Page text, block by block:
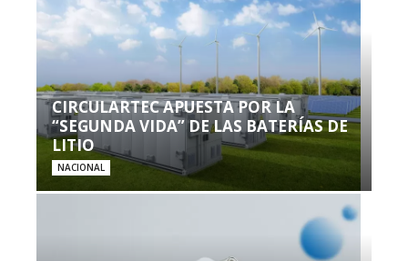
CIRCULARTEC APUESTA POR LA
“SEGUNDA VIDA” DE LAS BATERÍAS DE
LITIO
NACIONAL